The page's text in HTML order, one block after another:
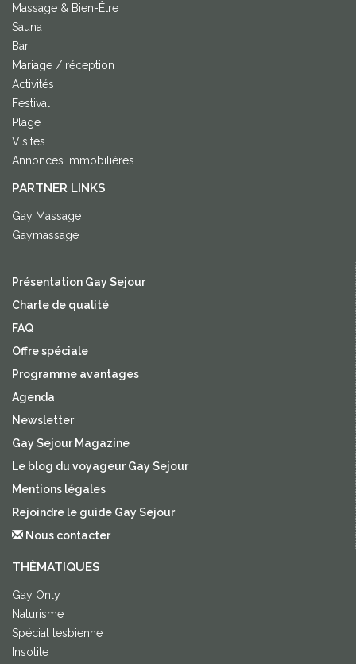
Massage & Bien-Être
Sauna
Bar
Mariage / réception
Activités
Festival
Plage
Visites
Annonces immobilières
PARTNER LINKS
Gay Massage
Gaymassage
Présentation Gay Sejour
Charte de qualité
FAQ
Offre spéciale
Programme avantages
Agenda
Newsletter
Gay Sejour Magazine
Le blog du voyageur Gay Sejour
Mentions légales
Rejoindre le guide Gay Sejour
Nous contacter
THÈMATIQUES
Gay Only
Naturisme
Spécial lesbienne
Insolite